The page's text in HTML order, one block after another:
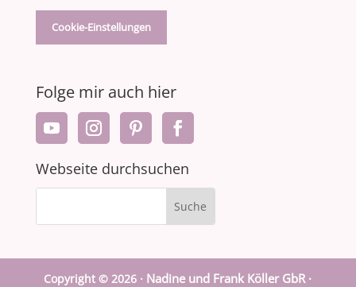
Cookie-Einstellungen
Folge mir auch hier
Webseite durchsuchen
Copyright © 2026 · Nadine und Frank Köller GbR ·